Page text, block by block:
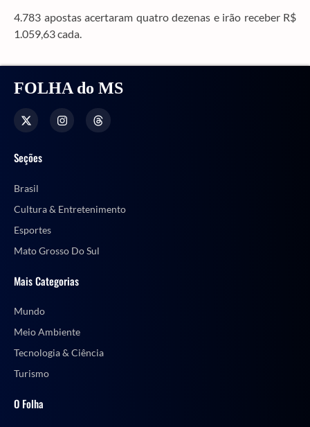
4.783 apostas acertaram quatro dezenas e irão receber R$
1.059,63 cada.
FOLHA do MS
Seções
Brasil
Cultura & Entretenimento
Esportes
Mato Grosso Do Sul
Mais Categorias
Mundo
Meio Ambiente
Tecnologia & Ciência
Turismo
O Folha